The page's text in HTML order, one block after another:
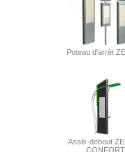
Poteau d'arrêt
Assis-debout
CONFORT